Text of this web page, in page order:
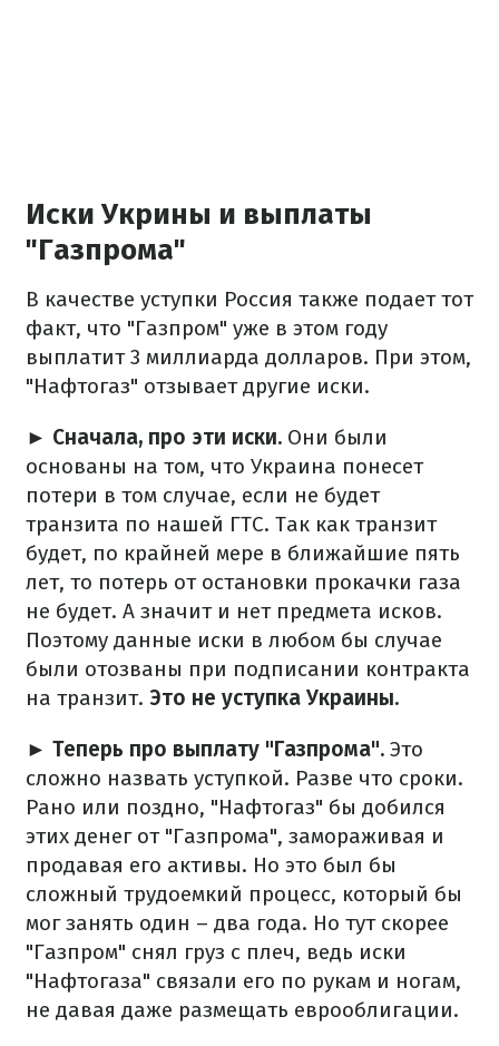
Иски Укрины и выплаты
"Газпрома"
В качестве уступки Россия также подает тот
факт, что "Газпром" уже в этом году
выплатит 3 миллиарда долларов. При этом,
"Нафтогаз" отзывает другие иски.
► Сначала, про эти иски. Они были
основаны на том, что Украина понесет
потери в том случае, если не будет
транзита по нашей ГТС. Так как транзит
будет, по крайней мере в ближайшие пять
лет, то потерь от остановки прокачки газа
не будет. А значит и нет предмета исков.
Поэтому данные иски в любом бы случае
были отозваны при подписании контракта
на транзит. Это не уступка Украины.
► Теперь про выплату "Газпрома". Это
сложно назвать уступкой. Разве что сроки.
Рано или поздно, "Нафтогаз" бы добился
этих денег от "Газпрома", замораживая и
продавая его активы. Но это был бы
сложный трудоемкий процесс, который бы
мог занять один – два года. Но тут скорее
"Газпром" снял груз с плеч, ведь иски
"Нафтогаза" связали его по рукам и ногам,
не давая даже размещать еврооблигации.